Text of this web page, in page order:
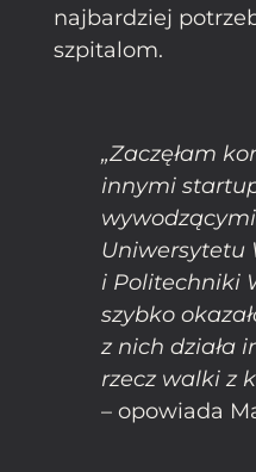
najbardziej
szpitalom.
„Zaczęłam
innymi
Uniwersytetu
i Politechniki
szybko
z nich działa
rzecz walki z
– opowiada